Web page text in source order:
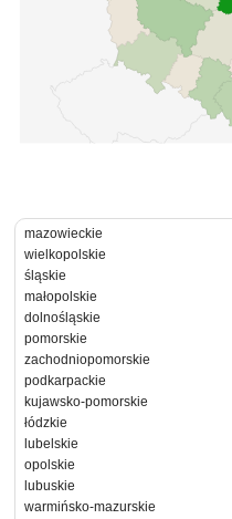
mazowieckie
wielkopolskie
śląskie
małopolskie
dolnośląskie
pomorskie
zachodniopomorskie
podkarpackie
kujawsko-pomorskie
łódzkie
lubelskie
opolskie
lubuskie
warmińsko-mazurskie